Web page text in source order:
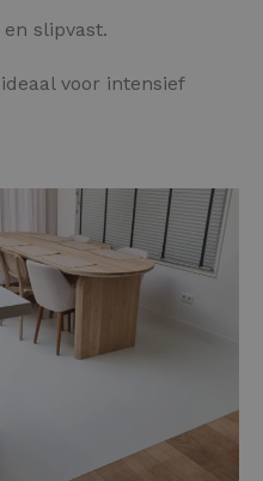
slipvast.
voor intensief